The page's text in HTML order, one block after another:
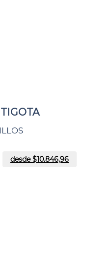
desde $10.846,96